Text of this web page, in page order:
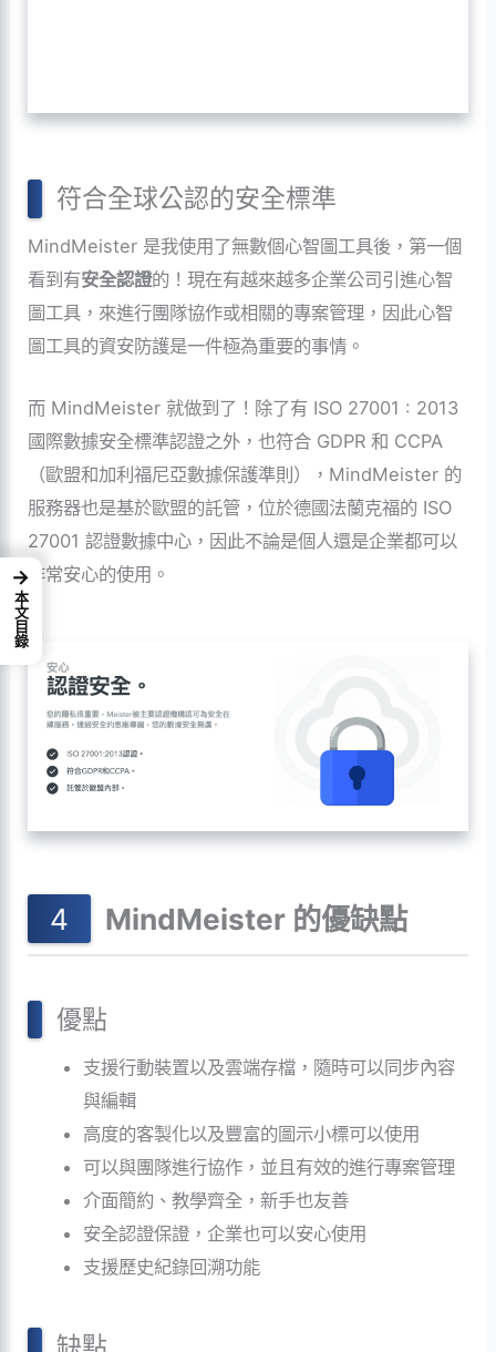
符合全球公認的安全標準
MindMeister 是我使用了無數個心智圖工具後，第一個
看到有安全認證的！現在有越來越多企業公司引進心智
圖工具，來進行團隊協作或相關的專案管理，因此心智
圖工具的資安防護是一件極為重要的事情。
而 MindMeister 就做到了！除了有 ISO 27001 : 2013
國際數據安全標準認證之外，也符合 GDPR 和 CCPA
（歐盟和加利福尼亞數據保護準則），MindMeister 的
服務器也是基於歐盟的託管，位於德國法蘭克福的 ISO
27001 認證數據中心，因此不論是個人還是企業都可以
非常安心的使用。
MindMeister 的優缺點
優點
支援行動裝置以及雲端存檔，隨時可以同步內容
與編輯
高度的客製化以及豐富的圖示小標可以使用
可以與團隊進行協作，並且有效的進行專案管理
介面簡約、教學齊全，新手也友善
安全認證保證，企業也可以安心使用
支援歷史紀錄回溯功能
→
本文目錄